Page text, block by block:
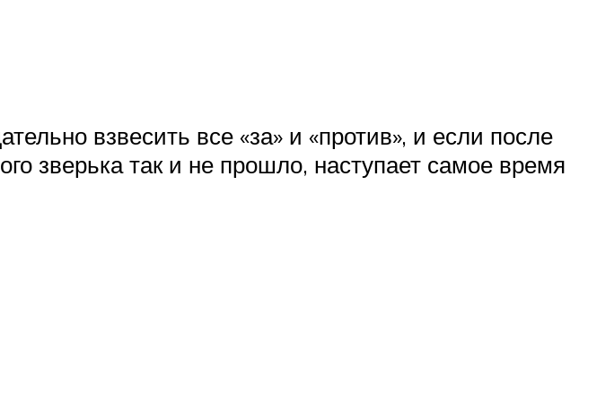
взвесить все «за» и «против», и если после
зверька так и не прошло, наступает самое время